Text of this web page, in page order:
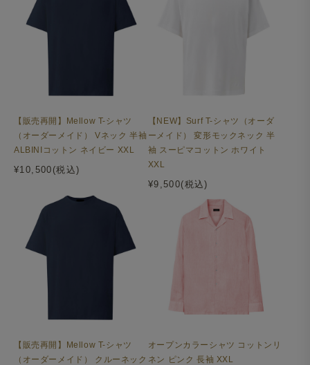
【販売再開】Mellow T-シャツ
（オーダーメイド） Vネック 半袖
ALBINIコットン ネイビー XXL
¥10,500(税込)
【NEW】Surf T-シャツ（オーダ
ーメイド） 変形モックネック 半
袖 スーピマコットン ホワイト
XXL
¥9,500(税込)
【販売再開】Mellow T-シャツ
（オーダーメイド） クルーネック
オープンカラーシャツ コットンリ
ネン ピンク 長袖 XXL